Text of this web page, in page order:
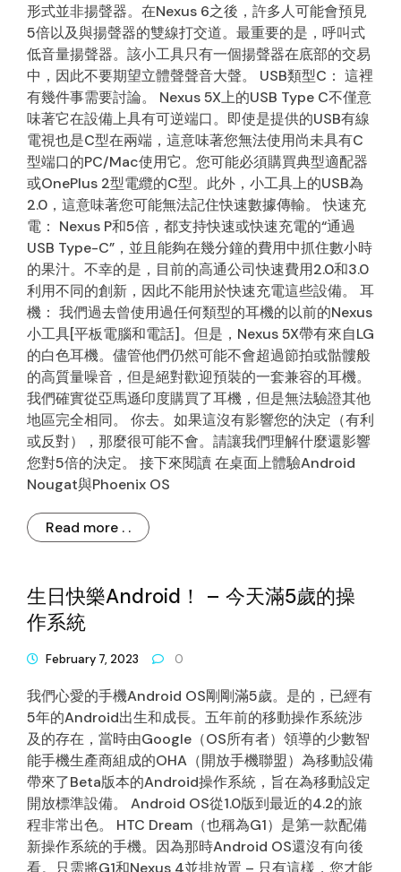
形式並非揚聲器。在Nexus 6之後，許多人可能會預見
5倍以及與揚聲器的雙線打交道。最重要的是，呼叫式
低音量揚聲器。該小工具只有一個揚聲器在底部的交易
中，因此不要期望立體聲聲音大聲。 USB類型C： 這裡
有幾件事需要討論。 Nexus 5X上的USB Type C不僅意
味著它在設備上具有可逆端口。即使是提供的USB有線
電視也是C型在兩端，這意味著您無法使用尚未具有C
型端口的PC/Mac使用它。您可能必須購買典型適配器
或OnePlus 2型電纜的C型。此外，小工具上的USB為
2.0，這意味著您可能無法記住快速數據傳輸。 快速充
電： Nexus P和5倍，都支持快速或快速充電的“通過
USB Type-C”，並且能夠在幾分鐘的費用中抓住數小時
的果汁。不幸的是，目前的高通公司快速費用2.0和3.0
利用不同的創新，因此不能用於快速充電這些設備。 耳
機： 我們過去曾使用過任何類型的耳機的以前的Nexus
小工具[平板電腦和電話]。但是，Nexus 5X帶有來自LG
的白色耳機。儘管他們仍然可能不會超過節拍或骷髏般
的高質量噪音，但是絕對歡迎預裝的一套兼容的耳機。
我們確實從亞馬遜印度購買了耳機，但是無法驗證其他
地區完全相同。 你去。如果這沒有影響您的決定（有利
或反對），那麼很可能不會。請讓我們理解什麼還影響
您對5倍的決定。 接下來閱讀 在桌面上體驗Android
Nougat與Phoenix OS
Read more . .
生日快樂Android！ – 今天滿5歲的操
作系統
February 7, 2023 0
我們心愛的手機Android OS剛剛滿5歲。是的，已經有
5年的Android出生和成長。五年前的移動操作系統涉
及的存在，當時由Google（OS所有者）領導的少數智
能手機生產商組成的OHA（開放手機聯盟）為移動設備
帶來了Beta版本的Android操作系統，旨在為移動設定
開放標準設備。 Android OS從1.0版到最近的4.2的旅
程非常出色。 HTC Dream（也稱為G1）是第一款配備
新操作系統的手機。因為那時Android OS還沒有向後
看。只需將G1和Nexus 4並排放置 – 只有這樣，您才能